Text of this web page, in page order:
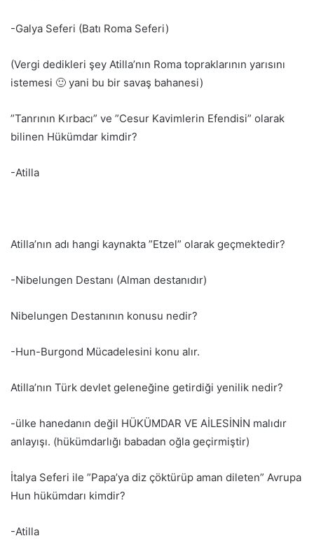
-Galya Seferi (Batı Roma Seferi)
(Vergi dedikleri şey Atilla’nın Roma topraklarının yarısını
istemesi 🙂 yani bu bir savaş bahanesi)
”Tanrının Kırbacı” ve ”Cesur Kavimlerin Efendisi” olarak
bilinen Hükümdar kimdir?
-Atilla
Atilla’nın adı hangi kaynakta ”Etzel” olarak geçmektedir?
-Nibelungen Destanı (Alman destanıdır)
Nibelungen Destanının konusu nedir?
-Hun-Burgond Mücadelesini konu alır.
Atilla’nın Türk devlet geleneğine getirdiği yenilik nedir?
-ülke hanedanın değil HÜKÜMDAR VE AİLESİNİN malıdır
anlayışı. (hükümdarlığı babadan oğla geçirmiştir)
İtalya Seferi ile ”Papa’ya diz çöktürüp aman dileten” Avrupa
Hun hükümdarı kimdir?
-Atilla